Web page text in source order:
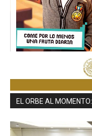
EL ORBE AL MOMENTO: